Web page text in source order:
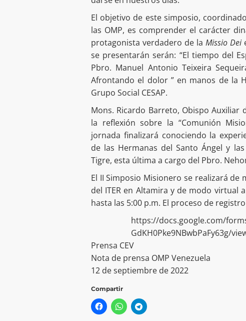
El objetivo de este simposio,
las OMP, es comprender el carácter
protagonista verdadero de laMissio Dei
se presentarán serán: “El tiempo del
Pbro. Manuel Antonio Teixeira
Afrontando el dolor ” en manos de la
Grupo Social CESAP.
Mons. Ricardo Barreto, Obispo Auxiliar
la reflexión sobre la “Comunión
jornada finalizará conociendo la
de las Hermanas del Santo Ángel y
Tigre, esta última a cargo del Pbro.
El II Simposio Misionero se realizará
del ITER en Altamira y de modo
hasta las 5:00 p.m. El proceso de
https://docs.google.com/
GdKH0Pke9NBwbPaFy63g/
Prensa CEV
Nota de prensa OMP Venezuela
12 de septiembre de 2022
Compartir